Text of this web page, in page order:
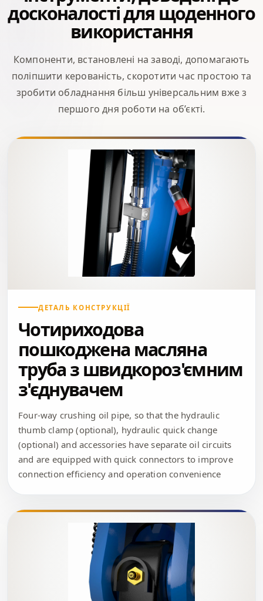
досконалості для щоденного
використання
Компоненти, встановлені на заводі, допомагають
поліпшити керованість, скоротити час простою та
зробити обладнання більш універсальним вже з
першого дня роботи на об’єкті.
ДЕТАЛЬ КОНСТРУКЦІЇ
Чотириходова
пошкоджена масляна
труба з швидкороз'ємним
з'єднувачем
Four-way crushing oil pipe, so that the hydraulic
thumb clamp (optional), hydraulic quick change
(optional) and accessories have separate oil circuits
and are equipped with quick connectors to improve
connection efficiency and operation convenience